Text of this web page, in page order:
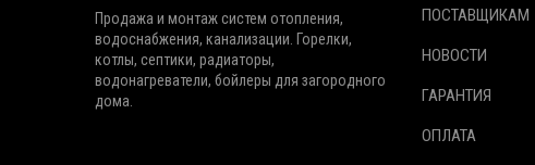
Продажа и монтаж систем отопления,
водоснабжения, канализации. Горелки,
котлы, септики, радиаторы,
водонагреватели, бойлеры для загородного
дома.
ПОСТАВЩИКАМ
НОВОСТИ
ГАРАНТИЯ
ОПЛАТА